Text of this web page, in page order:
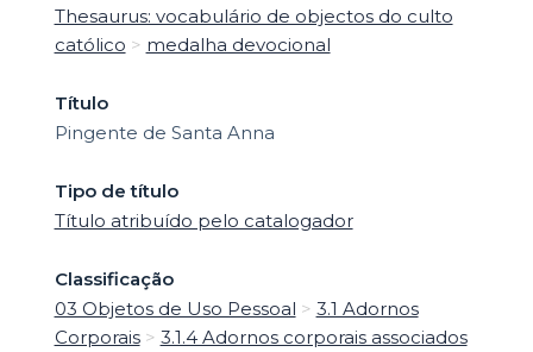
Thesaurus: vocabulário de objectos do culto
católico > medalha devocional
Título
Pingente de Santa Anna
Tipo de título
Título atribuído pelo catalogador
Classificação
03 Objetos de Uso Pessoal > 3.1 Adornos
Corporais> 3.1.4 Adornos corporais associados